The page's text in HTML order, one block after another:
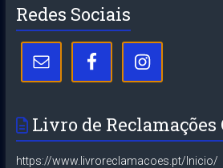
Redes Sociais
Livro de
https://www.livroreclamacoes.pt/Inicio/